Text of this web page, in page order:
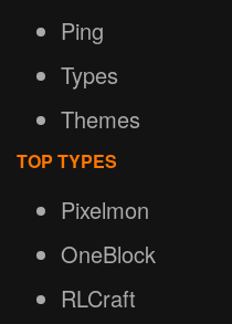
Ping
Types
Themes
TOP TYPES
Pixelmon
OneBlock
RLCraft